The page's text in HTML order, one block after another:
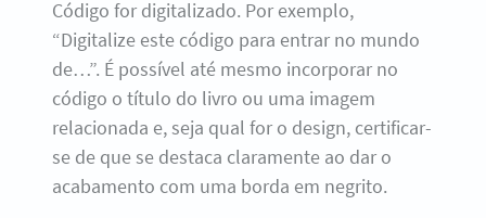
Código for digitalizado. Por exemplo,
“Digitalize este código para entrar no mundo
de…”. É possível até mesmo incorporar no
código o título do livro ou uma imagem
relacionada e, seja qual for o design, certificar-
se de que se destaca claramente ao dar o
acabamento com uma borda em negrito.